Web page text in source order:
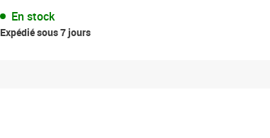
En stock
Expédié sous 7 jours